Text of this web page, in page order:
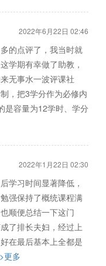
2022年6月22日 02:46
的点评了，我当时就
学期有幸做了助教，
无事水一波评课社
，把3学分作为必修内
是容量为12学时、学分
2022年1月22日 02:30
学习时间显著降低，
强保持了概统课程满
顺便总结一下这门
了排长夫妇，经过上
在最后基本上全都是
更多